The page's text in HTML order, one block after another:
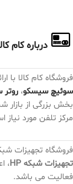
درباره کام
فروشگاه کام کالا با
سوئیچ سیسکو،
بخش بزرگی از بازار
مرکز تلفن مورد نیاز
فروشگاه تجهیزات
تجهیزات شبکه HP
،
فعالیت می باشد.